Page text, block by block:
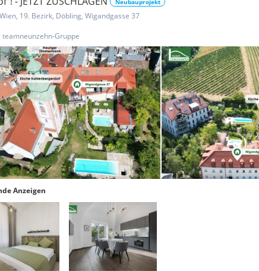
19. Bezirk, Döbling, Wigandgasse 37
teamneunzehn-Gruppe
Anzeigen